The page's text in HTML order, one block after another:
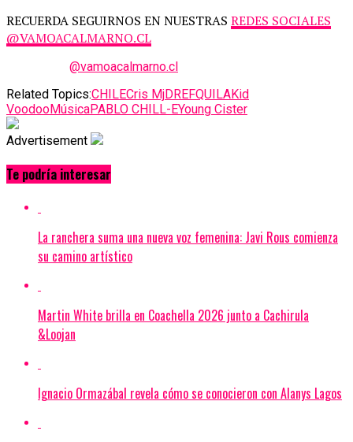
RECUERDA SEGUIRNOS EN NUESTRAS REDES SOCIALES
@VAMOACALMARNO.CL
@vamoacalmarno.cl
Related Topics:CHILECris MjDREFQUILAKid
VoodooMúsicaPABLO CHILL-EYoung Cister
Advertisement
Te podría interesar
La ranchera suma una nueva voz femenina: Javi Rous comienza
su camino artístico
Martin White brilla en Coachella 2026 junto a Cachirula
&Loojan
Ignacio Ormazábal revela cómo se conocieron con Alanys Lagos